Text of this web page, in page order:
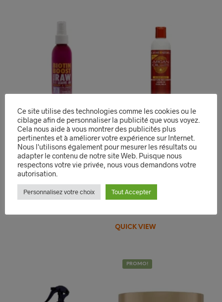
BIOTON BOOST REAL
RAW 7N1 LEAVE IN 6oz
9,99€
AJOUTER AU PANIER
Soins sans rinçage
Creme of Nature Argan
Leave-in Curl Milk 8oz
9,99€
QUICK VIEW
PROMO!
Ce site utilise des technologies comme les cookies ou le
ciblage afin de personnaliser la publicité que vous voyez.
Cela nous aide à vous montrer des publicités plus
pertinentes et à améliorer votre expérience sur Internet.
Nous l'utilisons également pour mesurer les résultats ou
adapter le contenu de notre site Web. Puisque nous
respectons votre vie privée, nous vous demandons votre
autorisation.
Personnalisez votre choix Tout Accepter